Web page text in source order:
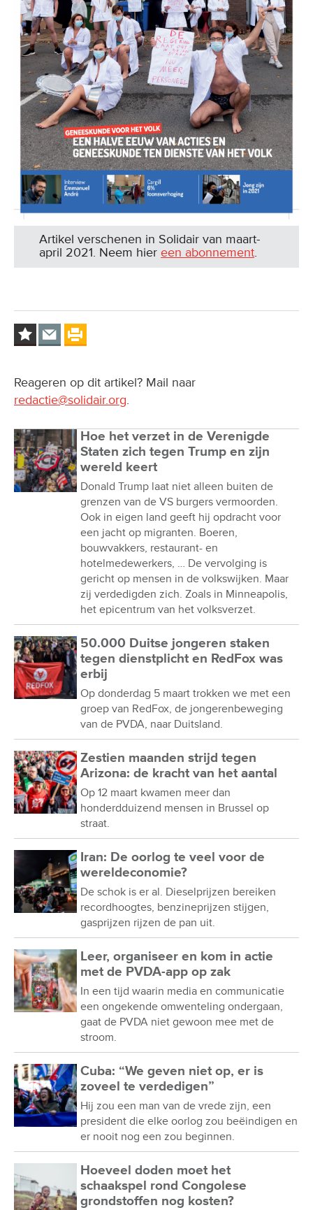
Artikel verschenen in Solidair van maart-
april 2021. Neem hier een abonnement.
Reageren op dit artikel? Mail naar
redactie@solidair.org.
Hoe het verzet in de Verenigde
Staten zich tegen Trump en zijn
wereld keert
Donald Trump laat niet alleen buiten de
grenzen van de VS burgers vermoorden.
Ook in eigen land geeft hij opdracht voor
een jacht op migranten. Boeren,
bouwvakkers, restaurant- en
hotelmedewerkers, … De vervolging is
gericht op mensen in de volkswijken. Maar
zij verdedigden zich. Zoals in Minneapolis,
het epicentrum van het volksverzet.
50.000 Duitse jongeren staken
tegen dienstplicht en RedFox was
erbij
Op donderdag 5 maart trokken we met een
groep van RedFox, de jongerenbeweging
van de PVDA, naar Duitsland.
Zestien maanden strijd tegen
Arizona: de kracht van het aantal
Op 12 maart kwamen meer dan
honderdduizend mensen in Brussel op
straat.
Iran: De oorlog te veel voor de
wereldeconomie?
De schok is er al. Dieselprijzen bereiken
recordhoogtes, benzineprijzen stijgen,
gasprijzen rijzen de pan uit.
Leer, organiseer en kom in actie
met de PVDA-app op zak
In een tijd waarin media en communicatie
een ongekende omwenteling ondergaan,
gaat de PVDA niet gewoon mee met de
stroom.
Cuba: “We geven niet op, er is
zoveel te verdedigen”
Hij zou een man van de vrede zijn, een
president die elke oorlog zou beëindigen en
er nooit nog een zou beginnen.
Hoeveel doden moet het
schaakspel rond Congolese
grondstoffen nog kosten?